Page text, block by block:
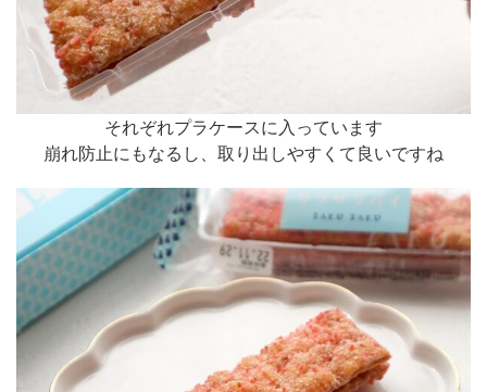
それぞれプラケースに入っています
崩れ防止にもなるし、取り出しやすくて良いですね